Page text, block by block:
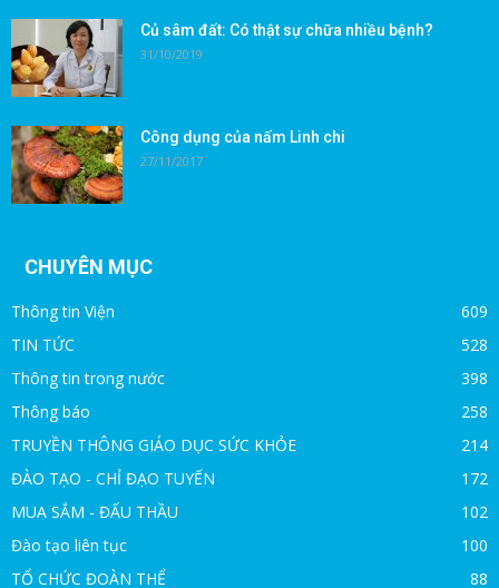
Củ sâm đất: Có thật sự chữa nhiều bệnh?
31/10/2019
Công dụng của nấm Linh chi
27/11/2017
CHUYÊN MỤC
Thông tin Viện
609
TIN TỨC
528
Thông tin trong nước
398
Thông báo
258
TRUYỀN THÔNG GIÁO DỤC SỨC KHỎE
214
ĐÀO TẠO - CHỈ ĐẠO TUYẾN
172
MUA SẮM - ĐẤU THẦU
102
Đào tạo liên tục
100
TỔ CHỨC ĐOÀN THỂ
88